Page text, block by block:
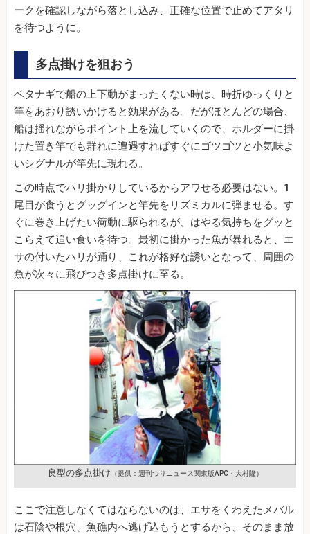
ークを確認しながら落とし込み、正確な位置で止めてアタリ
を待つように。
多点掛けを狙おう
ベタナギで船の上下動がまったくない時は、時折ゆっくりと
竿をあおり誘いかけると効果がある。だがほとんどの場合、
船は揺れながらポイント上を流していくので、ホルダーに掛
けた置き竿でも群れに遭遇すればすぐにゴツゴツと小気味よ
いシグナルが竿先に現れる。
この時点でハリ掛かりしているからアワせる必要はない。1
尾目が食うとグッグインと竿先をリズミカルに弾ませる。す
ぐに巻き上げたい衝動に駆られるが、はやる気持ちをグッと
こらえて追い食いを待つ。最初に掛かった魚が暴れると、エ
サの付いたハリが踊り、これが格好な誘いとなって、周囲の
魚が次々に飛びつき多点掛けに至る。
良型の多点掛け （提供：週刊つりニュース関東版APC・大村隆）
ここで注意しなくてはならないのは、エサをくわえたメバル
は石陰や根穴、魚礁内へ逃げ込もうとするから、そのまま放